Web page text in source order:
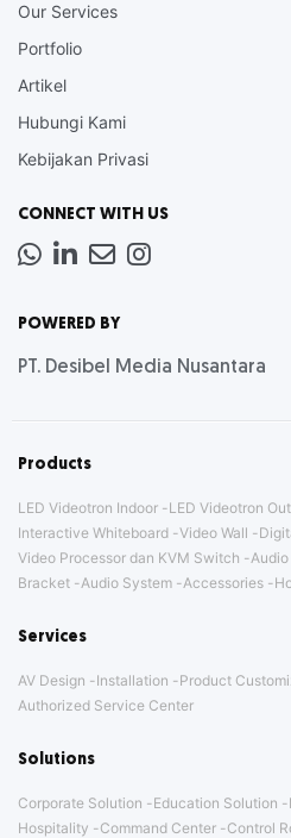
Our Services
Portfolio
Artikel
Hubungi Kami
Kebijakan Privasi
CONNECT WITH US
Whatsapp
LinkedIn
NewsInstagram
POWERED BY
PT. Desibel Media Nusantara
Products
LED Videotron Indoor LED Videotron
Interactive Whiteboard Video Wall
Video Processor dan KVM Switch
Bracket Audio System Accessories
Services
AV Design Installation
Product
Authorized Service Center
Solutions
Corporate Solution Education Solution
Hospitality
Command Center Control